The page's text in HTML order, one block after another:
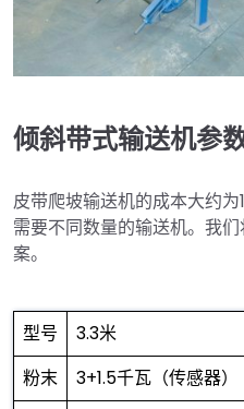
倾斜带式输送机参
皮带爬坡输送机的成本大约
需要不同数量的输送机。我
案。
型号 3.3米
粉末
3+1.5千瓦（传感器）